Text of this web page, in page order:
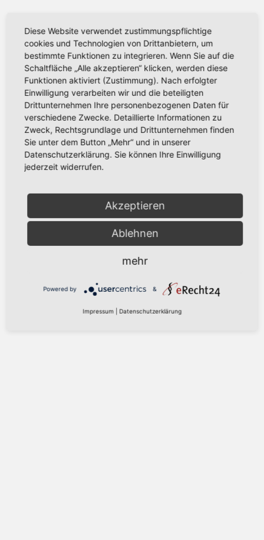
Diese Website verwendet zustimmungspflichtige
cookies und Technologien von Drittanbietern, um
bestimmte Funktionen zu integrieren. Wenn Sie auf die
Schaltfläche „Alle akzeptieren“ klicken, werden diese
Funktionen aktiviert (Zustimmung). Nach erfolgter
Einwilligung verarbeiten wir und die beteiligten
Drittunternehmen Ihre personenbezogenen Daten für
verschiedene Zwecke. Detaillierte Informationen zu
Zweck, Rechtsgrundlage und Drittunternehmen finden
Sie unter dem Button „Mehr“ und in unserer
Datenschutzerklärung. Sie können Ihre Einwilligung
jederzeit widerrufen.
Akzeptieren
Ablehnen
mehr
Powered by &
Impressum Datenschutzerklärung